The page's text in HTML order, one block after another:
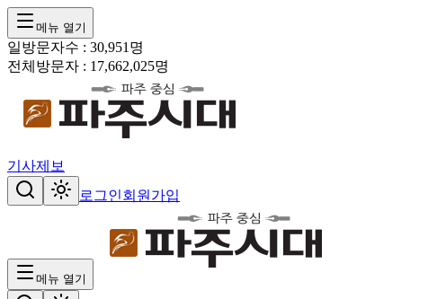
메뉴 열기
일방문자수 : 30,951 명
전체방문자 : 17,662,025명
기사제보
로그인회원가입
메뉴 열기